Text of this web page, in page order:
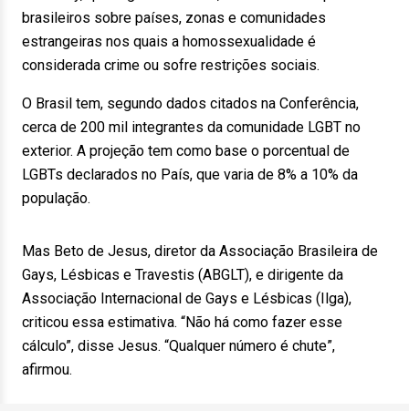
brasileiros sobre países, zonas e comunidades
estrangeiras nos quais a homossexualidade é
considerada crime ou sofre restrições sociais.
O Brasil tem, segundo dados citados na Conferência,
cerca de 200 mil integrantes da comunidade LGBT no
exterior. A projeção tem como base o porcentual de
LGBTs declarados no País, que varia de 8% a 10% da
população.
Mas Beto de Jesus, diretor da Associação Brasileira de
Gays, Lésbicas e Travestis (ABGLT), e dirigente da
Associação Internacional de Gays e Lésbicas (Ilga),
criticou essa estimativa. “Não há como fazer esse
cálculo”, disse Jesus. “Qualquer número é chute”,
afirmou.